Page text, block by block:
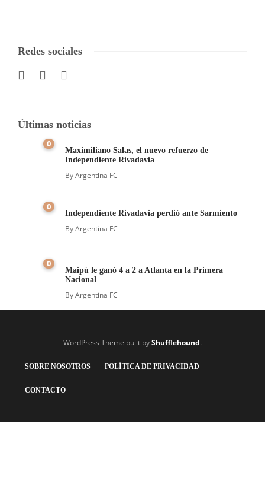
Redes sociales
Últimas noticias
0
Maximiliano Salas, el nuevo refuerzo de
Independiente Rivadavia
ByArgentina FC
0
Independiente Rivadavia perdió ante Sarmiento
ByArgentina FC
0
Maipú le ganó 4 a 2 a Atlanta en la Primera
Nacional
ByArgentina FC
WordPress Theme built byShufflehound.
SOBRE NOSOTROS POLÍTICA DE PRIVACIDAD
CONTACTO